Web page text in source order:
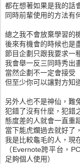
都在想著如果是我的話
同時前輩使用的方法有
總之我不會放棄學習的
後來有機會的時候也是
節目企劃只跟我要求一
我會舉一反三同時秀出
當然企劃不一定會接受
但至少你可以讓對方知
另外人也不是神仙，難
犯錯了沒有什麼，犯錯
態度差的人就會一直重
當下能虎爛過去就好了
我是比較龜毛的人，現
（Evernote跨平台，
足夠個人使用）